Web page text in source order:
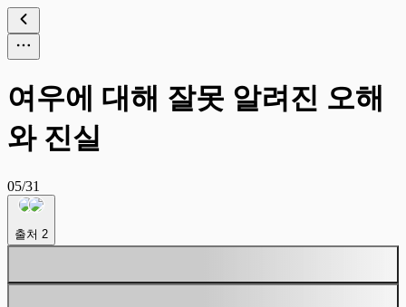
여우에 대해 잘못 알려진 오해
와 진실
05/31
출처 2